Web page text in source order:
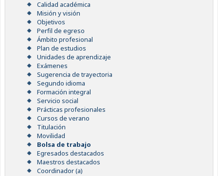
Calidad académica
Misión y visión
Objetivos
Perfil de egreso
Ámbito profesional
Plan de estudios
Unidades de aprendizaje
Exámenes
Sugerencia de trayectoria
Segundo idioma
Formación integral
Servicio social
Prácticas profesionales
Cursos de verano
Titulación
Movilidad
Bolsa de trabajo
Egresados destacados
Maestros destacados
Coordinador (a)